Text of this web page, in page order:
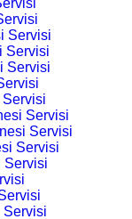
Servisi
Servisi
Servisi
Servisi
Servisi
Servisi
Servisi
Servisi
Servisi